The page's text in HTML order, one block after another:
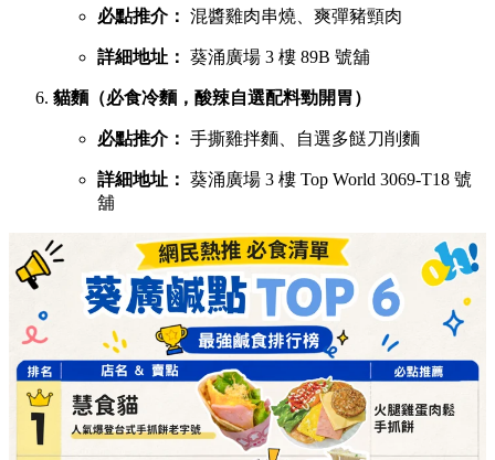
必點推介： 混醬雞肉串燒、爽彈豬頸肉
詳細地址： 葵涌廣場 3 樓 89B 號舖
貓麵（必食冷麵，酸辣自選配料勁開胃）
必點推介： 手撕雞拌麵、自選多餸刀削麵
詳細地址： 葵涌廣場 3 樓 Top World 3069-T18 號
舖